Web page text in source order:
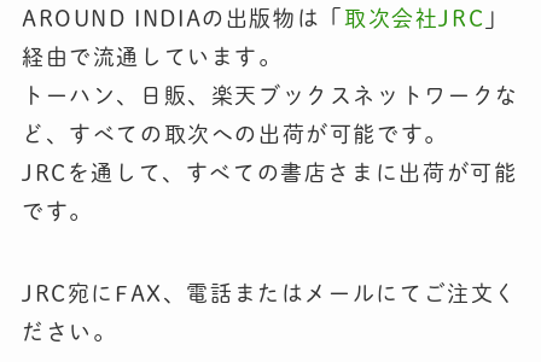
AROUND INDIAの出版物は「 取次会社JRC 」
経由で流通しています。
トーハン、日販、楽天ブックスネットワークな
ど、すべての取次への出荷が可能です。
JRCを通して、すべての書店さまに出荷が可能
です。
JRC宛にFAX、電話またはメールにてご注文く
ださい。